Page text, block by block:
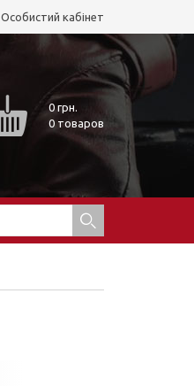
Особистий кабінет
0грн.
0 товаров